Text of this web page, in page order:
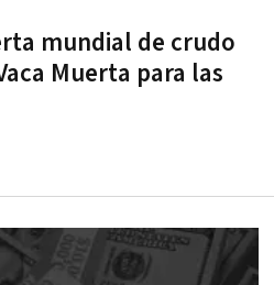
mundial de crudo
Muerta para las